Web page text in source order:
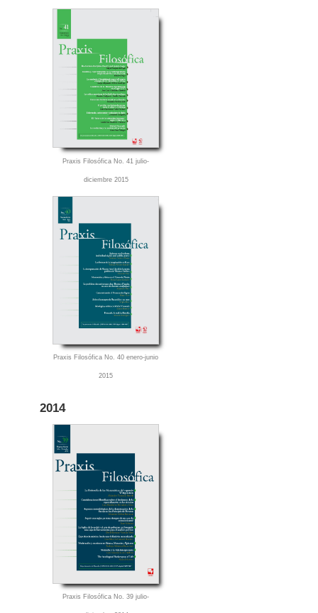
Praxis Filosófica No. 41 julio-
diciembre 2015
Praxis Filosófica No. 40 enero-junio
2015
2014
Praxis Filosófica No. 39 julio-